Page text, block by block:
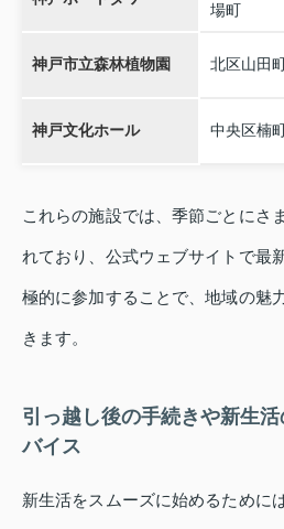
場町
神戸市立森林植物園 北区山田
神戸文化ホール 中央区楠
これらの施設では、季節ごとにさ
れており、公式ウェブサイトで最
極的に参加することで、地域の魅
きます。
引っ越し後の手続きや新生
バイス
新生活をスムーズに始めるために